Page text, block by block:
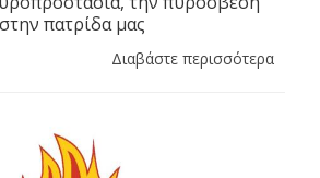
πατρίδα μας
Διαβάστε περισσότερα